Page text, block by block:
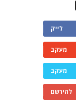
לייק
מעקב
מעקב
להירשם